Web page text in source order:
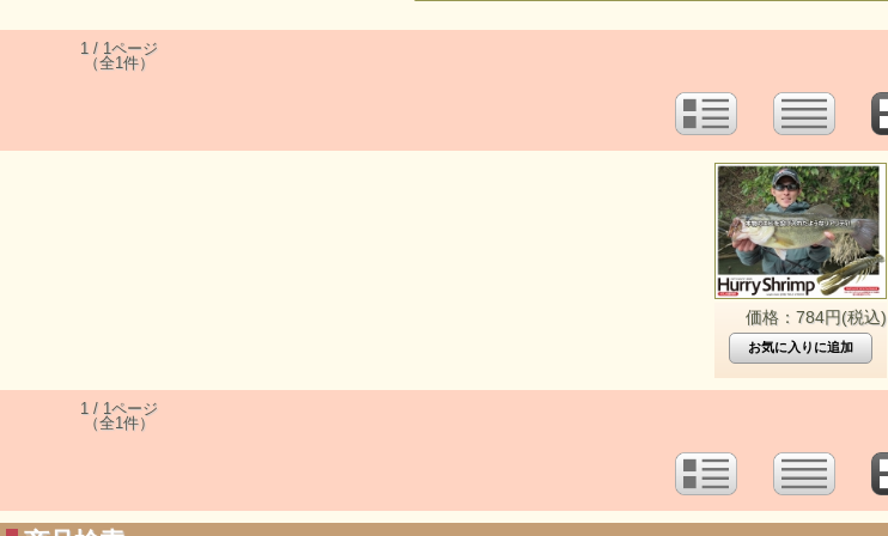
1 / 1ページ
（全1件）
価格：784円(税込)
1 / 1ページ
（全1件）